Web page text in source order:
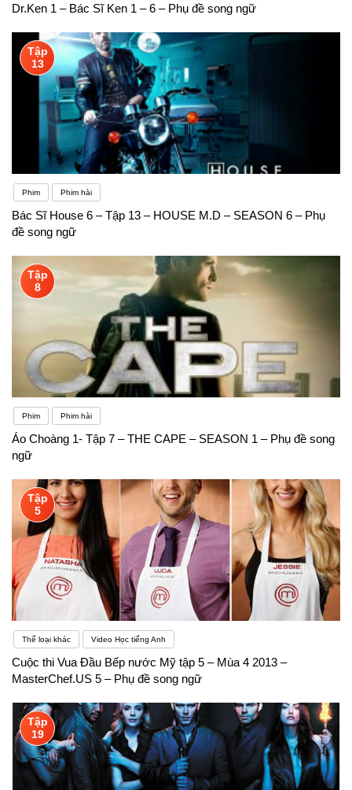
Dr.Ken 1 – Bác Sĩ Ken 1 – 6 – Phụ đề song ngữ
Tập
13
Phim Phim hài
Bác Sĩ House 6 – Tập 13 – HOUSE M.D – SEASON 6 – Phụ
đề song ngữ
Tập
8
Phim Phim hài
Áo Choàng 1- Tập 7 – THE CAPE – SEASON 1 – Phụ đề song
ngữ
Tập
5
Thể loại khác Video Học tiếng Anh
Cuộc thi Vua Đầu Bếp nước Mỹ tập 5 – Mùa 4 2013 –
MasterChef.US 5 – Phụ đề song ngữ
Tập
19